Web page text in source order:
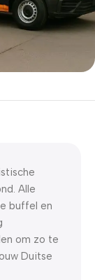
Alle
buffel en
om zo te
Duitse